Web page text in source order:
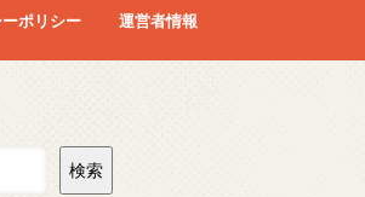
ポリシー 運営者情報
検索